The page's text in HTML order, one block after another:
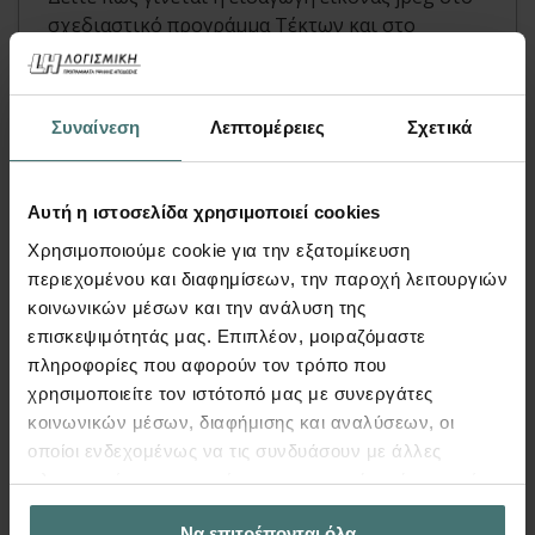
Συναίνεση Λεπτομέρειες Σχετικά
Αυτή η ιστοσελίδα χρησιμοποιεί cookies
Χρησιμοποιούμε cookie για την εξατομίκευση
περιεχομένου και διαφημίσεων, την παροχή λειτουργιών
κοινωνικών μέσων και την ανάλυση της
επισκεψιμότητάς μας. Επιπλέον, μοιραζόμαστε
πληροφορίες που αφορούν τον τρόπο που
χρησιμοποιείτε τον ιστότοπό μας με συνεργάτες
κοινωνικών μέσων, διαφήμισης και αναλύσεων, οι
οποίοι ενδεχομένως να τις συνδυάσουν με άλλες
πληροφορίες που τους έχετε παραχωρήσει ή τις οποίες
έχουν συλλέξει σε σχέση με την από μέρους σας χρήση
σχεδιαστικό προγράμμα Τέκτων και στο
στατικό πρόγραμμα Fespa.
Περισσότερα
Tutorial